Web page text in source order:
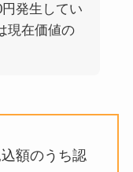
発生してい
現在価値の
額のうち認